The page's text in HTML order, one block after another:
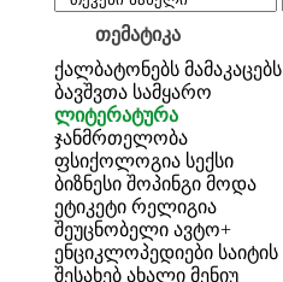
თემატიკა
ქალბატონებს მამაკაცებს
ბავშვთა სამყარო
ლიტერატურა
ჯანმრთელობა
ფსიქოლოგია სექსი
ბიზნესი შოპინგი მოდა
ეტიკეტი რელიგია
შეუცნობელი ავტო+
ენციკლოპედიები საიტის
შესახებ ახალი მენიუ